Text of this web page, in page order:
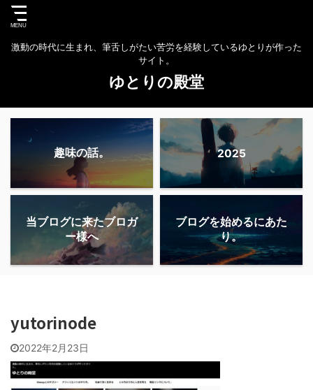
激動の時代に生まれ、筆舌しがたい苦労を経験しているゆとりが作った
サイト。
ゆとりの殿堂
趣味の話。 2025
当ブログに来たブロガ
ー様へ
ブログを始めるにあた
り。
yutorinode
2022年2月23日